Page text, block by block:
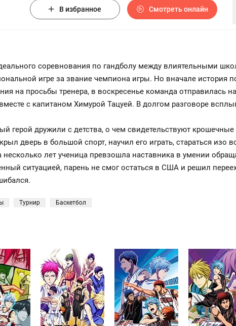
В избранное Смотреть онлайн
соревнования по гандболу между влиятельными
игре за звание чемпиона игры. Но вначале история
на просьбы тренера, в воскресенье команда отправилась
с капитаном Химурой Тацуей. В долгом разговоре
герой дружили с детства, о чем свидетельствуют
дверь в большой спорт, научил его играть, стараться изо
лет ученица превзошла наставника в умении
ситуацией, парень не смог остаться в США и решил
Турнир Баскетбол